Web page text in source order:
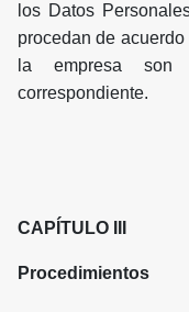
los Datos
procedan de
la empresa
correspondiente.
CAPÍTULO III
Procedimientos